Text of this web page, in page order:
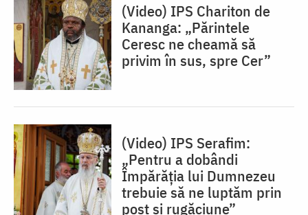
(Video) IPS Chariton de
Kananga: „Părintele
Ceresc ne cheamă să
privim în sus, spre Cer”
(Video) IPS Serafim:
„Pentru a dobândi
Împărăția lui Dumnezeu
trebuie să ne luptăm prin
post și rugăciune”